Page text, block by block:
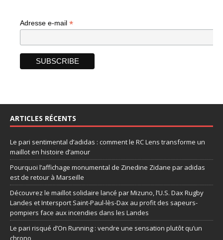
Adresse e-mail *
ARTICLES RÉCENTS
Le pari sentimental d’adidas : comment le RC Lens transforme un
maillot en histoire d’amour
Pourquoi l’affichage monumental de Zinedine Zidane par adidas
est de retour à Marseille
Découvrez le maillot solidaire lancé par Mizuno, l’U.S. Dax Rugby
Landes et Intersport Saint-Paul-lès-Dax au profit des sapeurs-
pompiers face aux incendies dans les Landes
Le pari risqué d’On Running : vendre une sensation plutôt qu’un